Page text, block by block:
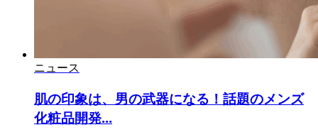
ニュース
肌の印象は、男の武器になる！話題のメンズ
化粧品開発...